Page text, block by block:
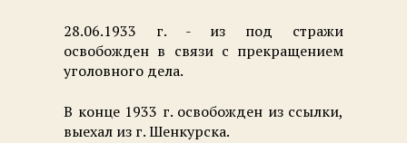
28.06.1933 г. - из под стражи
освобожден в связи с прекращением
уголовного дела.
В конце 1933 г. освобожден из ссылки,
выехал из г. Шенкурска.